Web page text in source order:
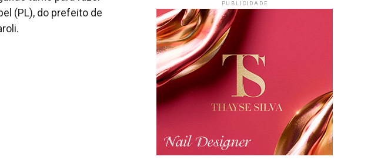
(PL), do prefeito de
PUBLICIDADE